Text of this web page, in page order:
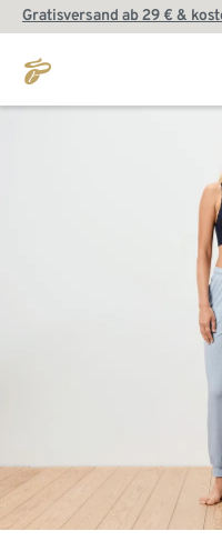
Gratisversand ab 29 € &